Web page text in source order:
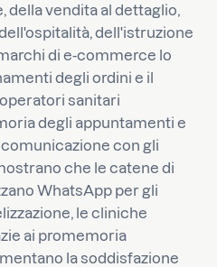
vendita al dettaglio,
dell'istruzione
di e-commerce lo
degli ordini e il
sanitari
degli appuntamenti e
con gli
che le catene di
WhatsApp per gli
le cliniche
ai promemoria
la soddisfazione